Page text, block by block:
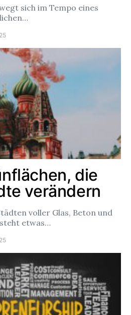
sich im Tempo eines
die
verändern
voller Glas, Beton und
etwas…